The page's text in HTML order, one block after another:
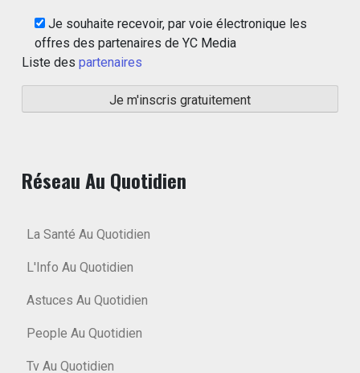
Je souhaite recevoir, par voie électronique les
offres des partenaires de YC Media
Liste des partenaires
Réseau Au Quotidien
La Santé Au Quotidien
L'Info Au Quotidien
Astuces Au Quotidien
People Au Quotidien
Tv Au Quotidien